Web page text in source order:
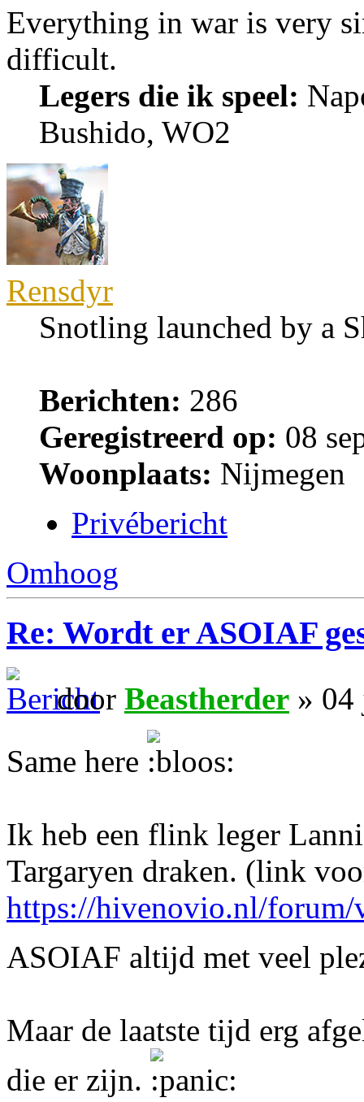
Everything in war is very
difficult.
Legers die ik speel:
Bushido, WO2
Rensdyr
Snotling launched by a
Berichten: 286
Geregistreerd op: 08
Woonplaats: Nijmegen
Privébericht
Omhoog
Re: Wordt er ASOIAF
door Beastherder » 04
Same here
Ik heb een flink leger
Targaryen draken. (link
https://hivenovio.nl/
ASOIAF altijd met veel
Maar de laatste tijd erg
die er zijn.